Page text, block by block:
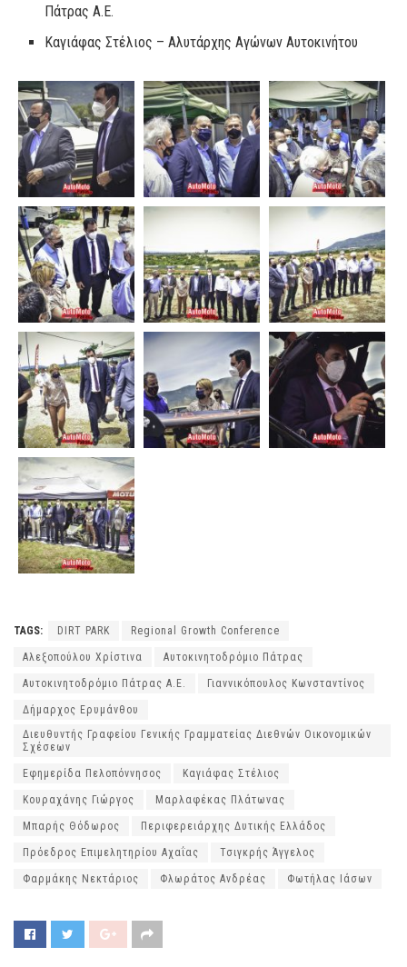
Πάτρας Α.Ε.
Καγιάφας Στέλιος – Αλυτάρχης Αγώνων Αυτοκινήτου
TAGS: DIRT PARK Regional Growth Conference
Αλεξοπούλου Χρίστινα Αυτοκινητοδρόμιο Πάτρας
Αυτοκινητοδρόμιο Πάτρας Α.Ε. Γιαννικόπουλος Κωνσταντίνος
Δήμαρχος Ερυμάνθου
Διευθυντής Γραφείου Γενικής Γραμματείας Διεθνών Οικονομικών
Σχέσεων
Εφημερίδα Πελοπόννησος Καγιάφας Στέλιος
Κουραχάνης Γιώργος Μαρλαφέκας Πλάτωνας
Μπαρής Θόδωρος Περιφερειάρχης Δυτικής Ελλάδος
Πρόεδρος Επιμελητηρίου Αχαΐας Τσιγκρής Άγγελος
Φαρμάκης Νεκτάριος Φλωράτος Ανδρέας Φωτήλας Ιάσων